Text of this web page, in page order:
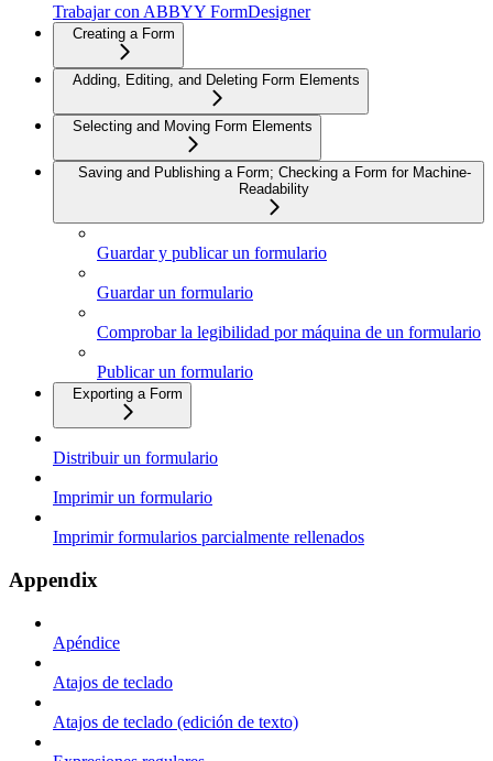
Trabajar con ABBYY FormDesigner
Creating a Form
Adding, Editing, and Deleting Form Elements
Selecting and Moving Form Elements
Saving and Publishing a Form; Checking a Form for Machine-
Readability
Guardar y publicar un formulario
Guardar un formulario
Comprobar la legibilidad por máquina de un formulario
Publicar un formulario
Exporting a Form
Distribuir un formulario
Imprimir un formulario
Imprimir formularios parcialmente rellenados
Appendix
Apéndice
Atajos de teclado
Atajos de teclado (edición de texto)